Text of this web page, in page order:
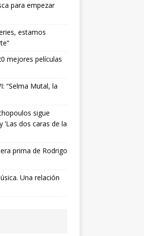
para empezar
estamos
mejores películas
“Selma Mutal, la
sigue
’Las dos caras de la
prima de Rodrigo
Una relación